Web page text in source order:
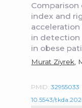
index and
in detection
in obese
Murat Ziyrek ,
PMID:32955033
10.5543/